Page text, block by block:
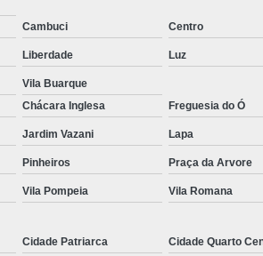
Salgado para Festa Encomenda
Salgado para Festa para 30 Pessoas
Cambuci Centro
Liberdade Luz
Vila Buarque
Chácara Inglesa Freguesia do Ó
Jardim Vazani Lapa
Pinheiros Praça da Arvore
Vila Pompeia Vila Romana
Cidade Patriarca Cidade Quarto